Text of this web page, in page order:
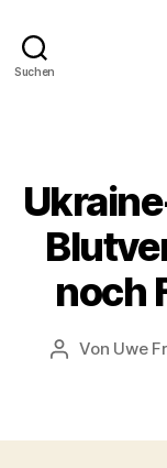
Suchen
noch
Beitragsautor
Von Uwe